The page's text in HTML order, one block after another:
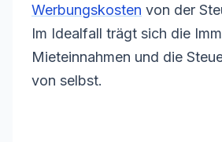
Werbungskosten von der
Im Idealfall trägt sich die
Mieteinnahmen und die
von selbst.